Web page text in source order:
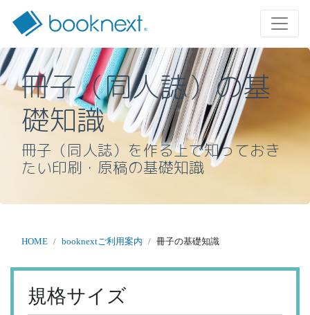
冊子（同人誌）の基
礎知識
冊子（同人誌）を作る上で知っておき
たい印刷・原稿の基礎知識
HOME booknextご利用案内 冊子の基礎知識
規格サイズ